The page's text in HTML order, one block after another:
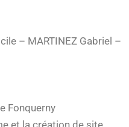
– MARTINEZ Gabriel –
Fonquerny
et la création de site